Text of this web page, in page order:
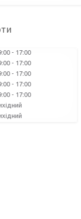
17:00
17:00
17:00
17:00
17:00